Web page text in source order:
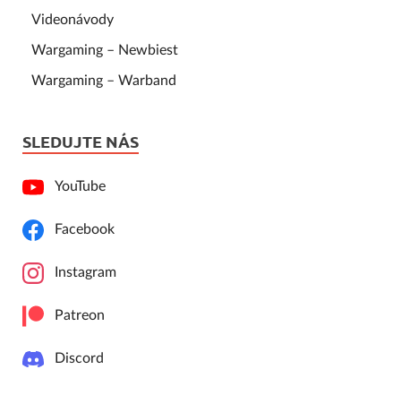
Videonávody
Wargaming – Newbiest
Wargaming – Warband
SLEDUJTE NÁS
YouTube
Facebook
Instagram
Patreon
Discord